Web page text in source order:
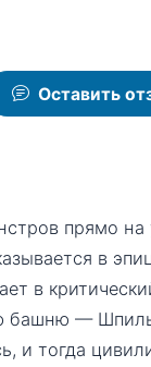
Оставить
прямо
в
в
башню —
и тогда